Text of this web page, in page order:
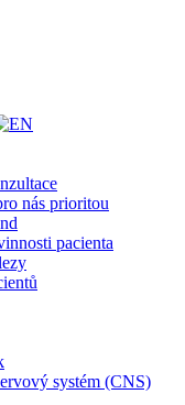
nás prioritou
pacienta
systém (CNS)